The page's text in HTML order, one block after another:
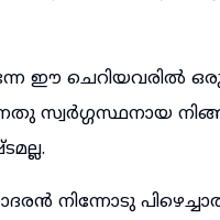
ഈ ചെറിയവരിൽ
സ്വർഗ്ഗസ്ഥനായ
നിന്നോടു